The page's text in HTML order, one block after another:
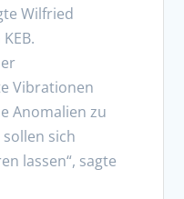
Wilfried
Vibrationen
Anomalien zu
sich
lassen“, sagte